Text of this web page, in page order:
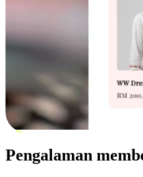
Pengalaman